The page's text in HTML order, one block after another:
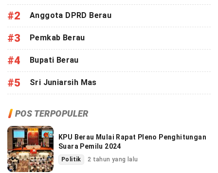
#2 Anggota DPRD Berau
#3 Pemkab Berau
#4 Bupati Berau
#5 Sri Juniarsih Mas
POS TERPOPULER
KPU Berau Mulai Rapat Pleno Penghitungan
Suara Pemilu 2024
Politik 2 tahun yang lalu